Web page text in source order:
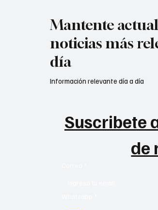
Mantente
noticias más
día
Suscribete
de
Información relevante día a día